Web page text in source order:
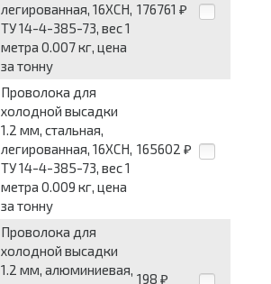
легированная, 16ХСН,
ТУ 14-4-385-73, вес 1
метра 0.007 кг, цена
за тонну
176761 ₽
Проволока для
холодной высадки
1.2 мм, стальная,
легированная, 16ХСН,
ТУ 14-4-385-73, вес 1
метра 0.009 кг, цена
за тонну
165602 ₽
Проволока для
холодной высадки
1.2 мм, алюминиевая,
198 ₽